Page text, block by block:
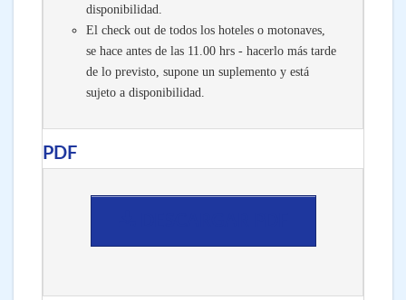
disponibilidad.
El check out de todos los hoteles o motonaves,
se hace antes de las 11.00 hrs - hacerlo más tarde
de lo previsto, supone un suplemento y está
sujeto a disponibilidad.
PDF